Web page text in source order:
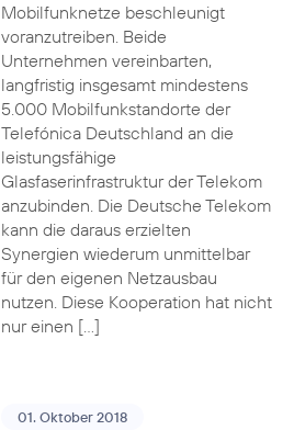
Mobilfunknetze beschleunigt
voranzutreiben. Beide
Unternehmen vereinbarten,
langfristig insgesamt mindestens
5.000 Mobilfunkstandorte der
Telefónica Deutschland an die
leistungsfähige
Glasfaserinfrastruktur der Telekom
anzubinden. Die Deutsche Telekom
kann die daraus erzielten
Synergien wiederum unmittelbar
für den eigenen Netzausbau
nutzen. Diese Kooperation hat nicht
nur einen […]
01. Oktober 2018